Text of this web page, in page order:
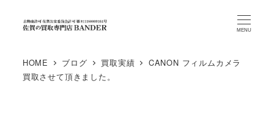
MENU
HOME ブログ 買取実績
CANON フィルムカメラ
買取させて頂きました。